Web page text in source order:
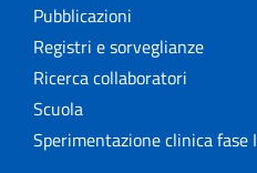
Pubblicazioni
Registri e sorveglianze
Ricerca collaboratori
Scuola
Sperimentazione clinica fase I